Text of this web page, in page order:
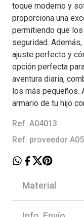
toque moderno y
proporciona una
permitiendo que
seguridad.
ajuste perfecto y
opción perfecta
aventura diaria,
los más pequeños.
armario de tu hijo
Ref. A04013
Ref. proveedor
Material